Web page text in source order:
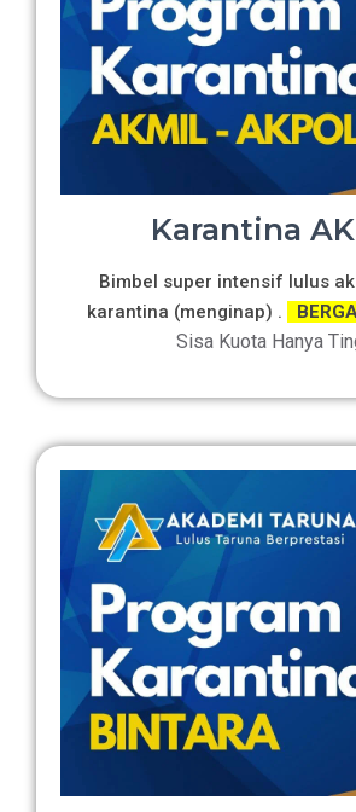
Karantina
Bimbel super intensif lulus
karantina (menginap) .
Sisa Kuota Hanya